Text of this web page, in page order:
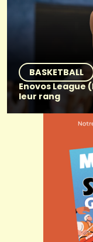
BASKETBALL
Enovos League
leur rang